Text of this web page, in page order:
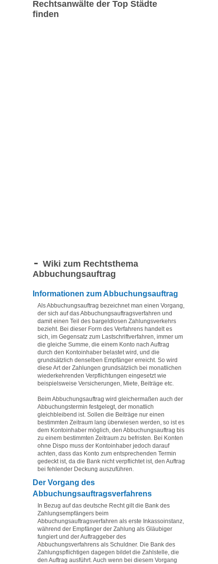
Rechtsanwälte der Top Städte
finden
Wiki zum Rechtsthema
Abbuchungsauftrag
Informationen zum Abbuchungsauftrag
Als Abbuchungsauftrag bezeichnet man einen Vorgang,
der sich auf das Abbuchungsauftragsverfahren und
damit einen Teil des bargeldlosen Zahlungsverkehrs
bezieht. Bei dieser Form des Verfahrens handelt es
sich, im Gegensatz zum Lastschriftverfahren, immer um
die gleiche Summe, die einem Konto nach Auftrag
durch den Kontoinhaber belastet wird, und die
grundsätzlich denselben Empfänger erreicht. So wird
diese Art der Zahlungen grundsätzlich bei monatlichen
wiederkehrenden Verpflichtungen eingesetzt wie
beispielsweise Versicherungen, Miete, Beiträge etc.
Beim Abbuchungsauftrag wird gleichermaßen auch der
Abbuchungstermin festgelegt, der monatlich
gleichbleibend ist. Sollen die Beiträge nur einen
bestimmten Zeitraum lang überwiesen werden, so ist es
dem Kontoinhaber möglich, den Abbuchungsauftrag bis
zu einem bestimmten Zeitraum zu befristen. Bei Konten
ohne Dispo muss der Kontoinhaber jedoch darauf
achten, dass das Konto zum entsprechenden Termin
gedeckt ist, da die Bank nicht verpflichtet ist, den Auftrag
bei fehlender Deckung auszuführen.
Der Vorgang des
Abbuchungsauftragsverfahrens
In Bezug auf das deutsche Recht gilt die Bank des
Zahlungsempfängers beim
Abbuchungsauftragsverfahren als erste Inkassoinstanz,
während der Empfänger der Zahlung als Gläubiger
fungiert und der Auftraggeber des
Abbuchungsverfahrens als Schuldner. Die Bank des
Zahlungspflichtigen dagegen bildet die Zahlstelle, die
den Auftrag ausführt. Auch wenn bei diesem Vorgang